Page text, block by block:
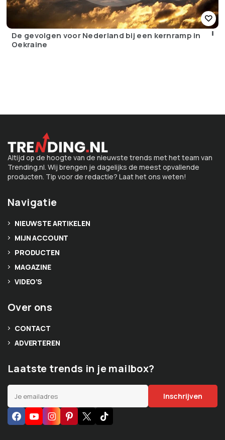
De gevolgen voor Nederland bij een kernramp in
Oekraine
Altijd op de hoogte van de nieuwste trends met het team van
Trending.nl. Wij brengen je dagelijks de meest opvallende
producten. Tip voor de redactie? Laat het ons weten!
Navigatie
NIEUWSTE ARTIKELEN
MIJN ACCOUNT
PRODUCTEN
MAGAZINE
VIDEO’S
Over ons
CONTACT
ADVERTEREN
Laatste trends in je mailbox?